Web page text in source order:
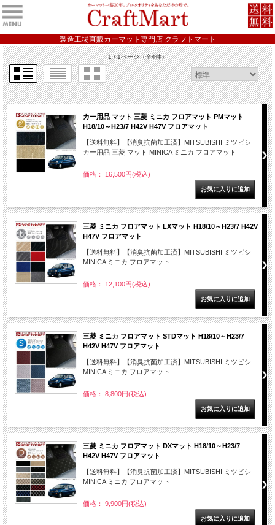
製造工場直販カーマット専門店 クラフトマート
1 / 1ページ（全4件）
カー用品 マット 三菱 ミニカ フロアマット PMマット
H18/10～H23/7 H42V H47V フロアマット
【送料無料】【消臭抗菌加工済】MITSUBISHI ミツビシ
カー用品 三菱 マット MINICA ミニカ フロアマット
価格： 16,500円(税込)
三菱 ミニカ フロアマット LXマット H18/10～H23/7 H42V
H47V フロアマット
【送料無料】【消臭抗菌加工済】MITSUBISHI ミツビシ
MINICA ミニカ フロアマット
価格： 12,100円(税込)
三菱 ミニカ フロアマット STDマット H18/10～H23/7
H42V H47V フロアマット
【送料無料】【消臭抗菌加工済】MITSUBISHI ミツビシ
MINICA ミニカ フロアマット
価格： 8,800円(税込)
三菱 ミニカ フロアマット DXマット H18/10～H23/7
H42V H47V フロアマット
【送料無料】【消臭抗菌加工済】MITSUBISHI ミツビシ
MINICA ミニカ フロアマット
価格： 9,900円(税込)